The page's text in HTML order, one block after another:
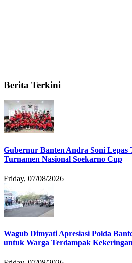
Berita Terkini
Gubernur Banten Andra Soni Lepas
Turnamen Nasional Soekarno Cup
Friday, 07/08/2026
Wagub Dimyati Apresiasi Polda
untuk Warga Terdampak Kekeringan